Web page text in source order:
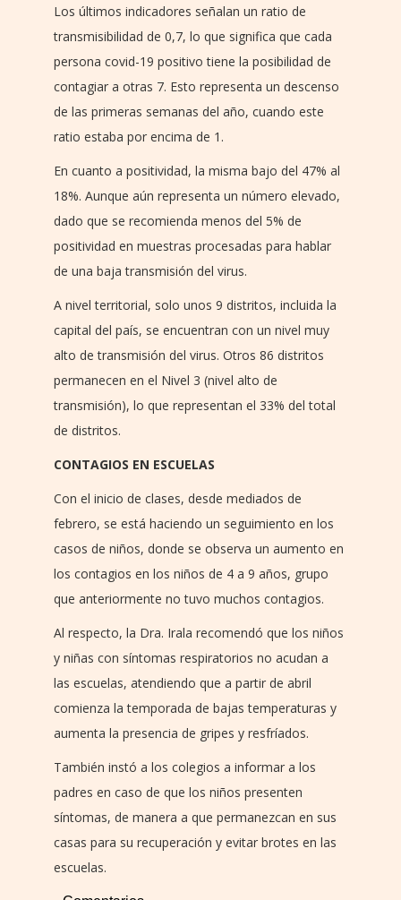
Los últimos indicadores señalan un ratio de
transmisibilidad de 0,7, lo que significa que cada
persona covid-19 positivo tiene la posibilidad de
contagiar a otras 7. Esto representa un descenso
de las primeras semanas del año, cuando este
ratio estaba por encima de 1.
En cuanto a positividad, la misma bajo del 47% al
18%. Aunque aún representa un número elevado,
dado que se recomienda menos del 5% de
positividad en muestras procesadas para hablar
de una baja transmisión del virus.
A nivel territorial, solo unos 9 distritos, incluida la
capital del país, se encuentran con un nivel muy
alto de transmisión del virus. Otros 86 distritos
permanecen en el Nivel 3 (nivel alto de
transmisión), lo que representan el 33% del total
de distritos.
CONTAGIOS EN ESCUELAS
Con el inicio de clases, desde mediados de
febrero, se está haciendo un seguimiento en los
casos de niños, donde se observa un aumento en
los contagios en los niños de 4 a 9 años, grupo
que anteriormente no tuvo muchos contagios.
Al respecto, la Dra. Irala recomendó que los niños
y niñas con síntomas respiratorios no acudan a
las escuelas, atendiendo que a partir de abril
comienza la temporada de bajas temperaturas y
aumenta la presencia de gripes y resfríados.
También instó a los colegios a informar a los
padres en caso de que los niños presenten
síntomas, de manera a que permanezcan en sus
casas para su recuperación y evitar brotes en las
escuelas.